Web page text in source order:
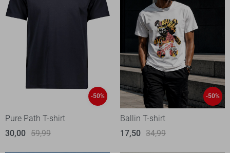
-50%
Pure Path T-shirt
30,00 59,99
-50%
Ballin T-shirt
17,50 34,99